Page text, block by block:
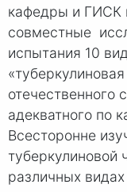
кафедры и ГИСК
совместные
испытания 10
отечественного
адекватного по
Всесторонне
туберкулиновой
различных